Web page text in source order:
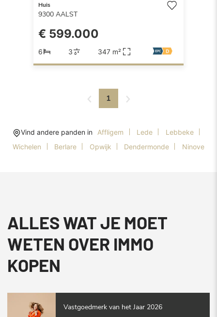
Huis
9300 AALST
€ 599.000
6 3 347 m²
1
Vind andere panden in Affligem Lede
Lebbeke
Wichelen
Berlare Opwijk Dendermonde Ninove
ALLES WAT JE MOET
WETEN OVER IMMO
KOPEN
Vastgoedmerk van het Jaar 2026